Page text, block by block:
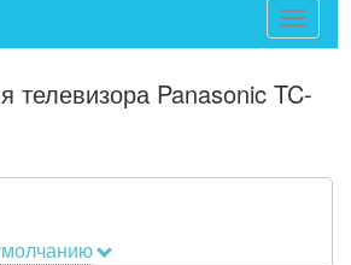
Toggle
телевизора Panasonic TC-